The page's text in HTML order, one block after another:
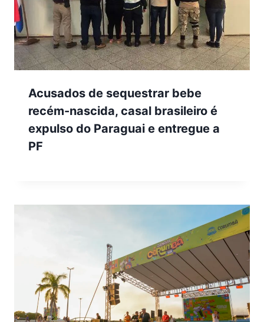
Acusados de sequestrar bebe
recém-nascida, casal brasileiro é
expulso do Paraguai e entregue a
PF